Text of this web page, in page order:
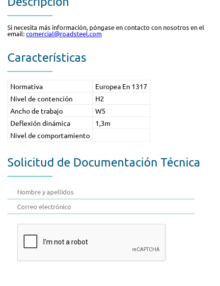
Si necesita más información, póngase en contacto con nosotros en el
email:comercial@roadsteel.com
Características
Normativa
Europea En 1317
Nivel de contención
H2
Ancho de trabajo
W5
Deflexión dinámica
1,3m
Nivel de comportamiento
Solicitud de Documentación Técnica